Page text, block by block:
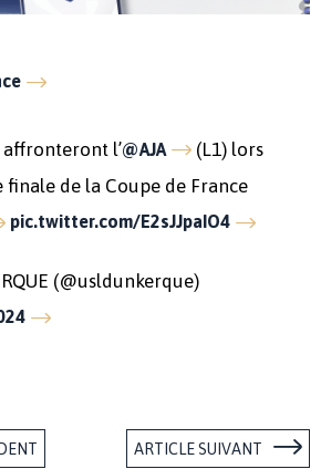
l’@AJA
(L1) lors
finale de la Coupe de France
pic.twitter.com/E2sJJpaIO4
(@usldunkerque)
ARTICLE SUIVANT